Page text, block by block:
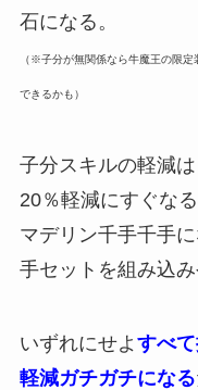
石になる。
（※子分が無関係なら牛魔王の限
できるかも）
子分スキルの軽減
20％軽減にすぐな
マデリン千手千手
手セットを組み込み
いずれにせよ すべ
軽減ガチガチになる